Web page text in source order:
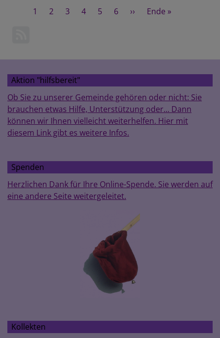
sechs
der
Jakobskirche
Seitennummerierung
Aktuelle
1 Seite
2 Seite
3 Seite
4 Seite
5 Seite
6
Nächste
››
Last
Ende »
Aktion "hilfsbereit"
Ob Sie zu unserer Gemeinde gehören oder nicht: Sie
brauchen etwas Hilfe, Unterstützung oder... Dann
können wir Ihnen vielleicht weiterhelfen. Hier mit
diesem Link gibt es weitere Infos.
Spenden
Herzlichen Dank für Ihre Online-Spende. Sie werden auf
eine andere Seite weitergeleitet.
Kollekten